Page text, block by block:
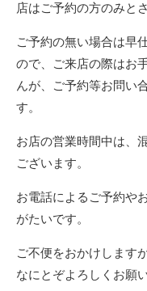
店はご予約の方のみと
ご予約の無い場合は早
ので、ご来店の際はお
んが、ご予約等お問い
す。
お店の営業時間中は、
ございます。
お電話によるご予約や
がたいです。
ご不便をおかけします
なにとぞよろしくお願